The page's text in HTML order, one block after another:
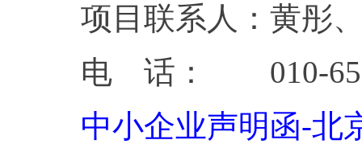
项目联系人：黄彤
电 话： 010-
中小企业声明函-北